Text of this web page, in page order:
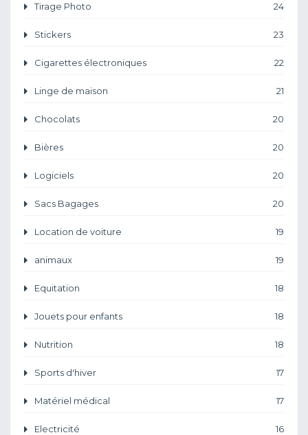
Tirage Photo 24
Stickers 23
Cigarettes électroniques 22
Linge de maison 21
Chocolats 20
Bières 20
Logiciels 20
Sacs Bagages 20
Location de voiture 19
animaux 19
Equitation 18
Jouets pour enfants 18
Nutrition 18
Sports d'hiver 17
Matériel médical 17
Electricité 16